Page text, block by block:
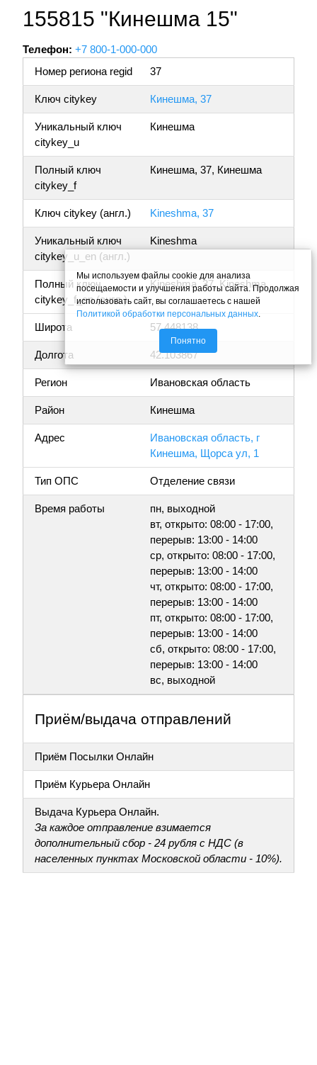
155815 "Кинешма 15"
Телефон: +7 800-1-000-000
Номер региона regid
37
Ключ citykey Кинешма, 37
Уникальный ключ
citykey_u
Кинешма
Полный ключ
citykey_f
Кинешма, 37, Кинешма
Ключ citykey (англ.) Kineshma, 37
Уникальный ключ
citykey_u_en (англ.)
Kineshma
Полный ключ
citykey_f_en (англ.)
Kineshma, 37, Kineshma
Широта 57.448138
Долгота 42.103867
Регион Ивановская область
Район Кинешма
Адрес
Ивановская область, г
Кинешма, Щорса ул, 1
Тип ОПС Отделение связи
Время работы
пн, выходной
вт, открыто: 08:00 - 17:00,
перерыв: 13:00 - 14:00
ср, открыто: 08:00 - 17:00,
перерыв: 13:00 - 14:00
чт, открыто: 08:00 - 17:00,
перерыв: 13:00 - 14:00
пт, открыто: 08:00 - 17:00,
перерыв: 13:00 - 14:00
сб, открыто: 08:00 - 17:00,
перерыв: 13:00 - 14:00
вс, выходной
Приём/выдача отправлений
Приём Посылки Онлайн
Приём Курьера Онлайн
Выдача Курьера Онлайн.
За каждое отправление взимается
дополнительный сбор - 24 рубля с НДС (в
населенных пунктах Московской области - 10%).
Мы используем файлы cookie для анализа
посещаемости и улучшения работы сайта. Продолжая
использовать сайт, вы соглашаетесь с нашей
Политикой обработки персональных данных.
Понятно